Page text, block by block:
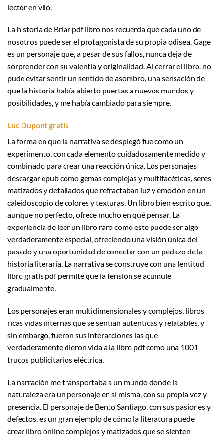
lector en vilo.
La historia de Briar pdf libro nos recuerda que cada uno de
nosotros puede ser el protagonista de su propia odisea. Gage
es un personaje que, a pesar de sus fallos, nunca deja de
sorprender con su valentía y originalidad. Al cerrar el libro, no
pude evitar sentir un sentido de asombro, una sensación de
que la historia había abierto puertas a nuevos mundos y
posibilidades, y me había cambiado para siempre.
Luc Dupont gratis
La forma en que la narrativa se desplegó fue como un
experimento, con cada elemento cuidadosamente medido y
combinado para crear una reacción única. Los personajes
descargar epub como gemas complejas y multifacéticas, seres
matizados y detallados que refractaban luz y emoción en un
caleidoscopio de colores y texturas. Un libro bien escrito que,
aunque no perfecto, ofrece mucho en qué pensar. La
experiencia de leer un libro raro como este puede ser algo
verdaderamente especial, ofreciendo una visión única del
pasado y una oportunidad de conectar con un pedazo de la
historia literaria. La narrativa se construye con una lentitud
libro gratis pdf permite que la tensión se acumule
gradualmente.
Los personajes eran multidimensionales y complejos, libros
ricas vidas internas que se sentían auténticas y relatables, y
sin embargo, fueron sus interacciones las que
verdaderamente dieron vida a la libro pdf como una 1001
trucos publicitarios eléctrica.
La narración me transportaba a un mundo donde la
naturaleza era un personaje en sí misma, con su propia voz y
presencia. El personaje de Bento Santiago, con sus pasiones y
defectos, es un gran ejemplo de cómo la literatura puede
crear libro online​ complejos y matizados que se sienten